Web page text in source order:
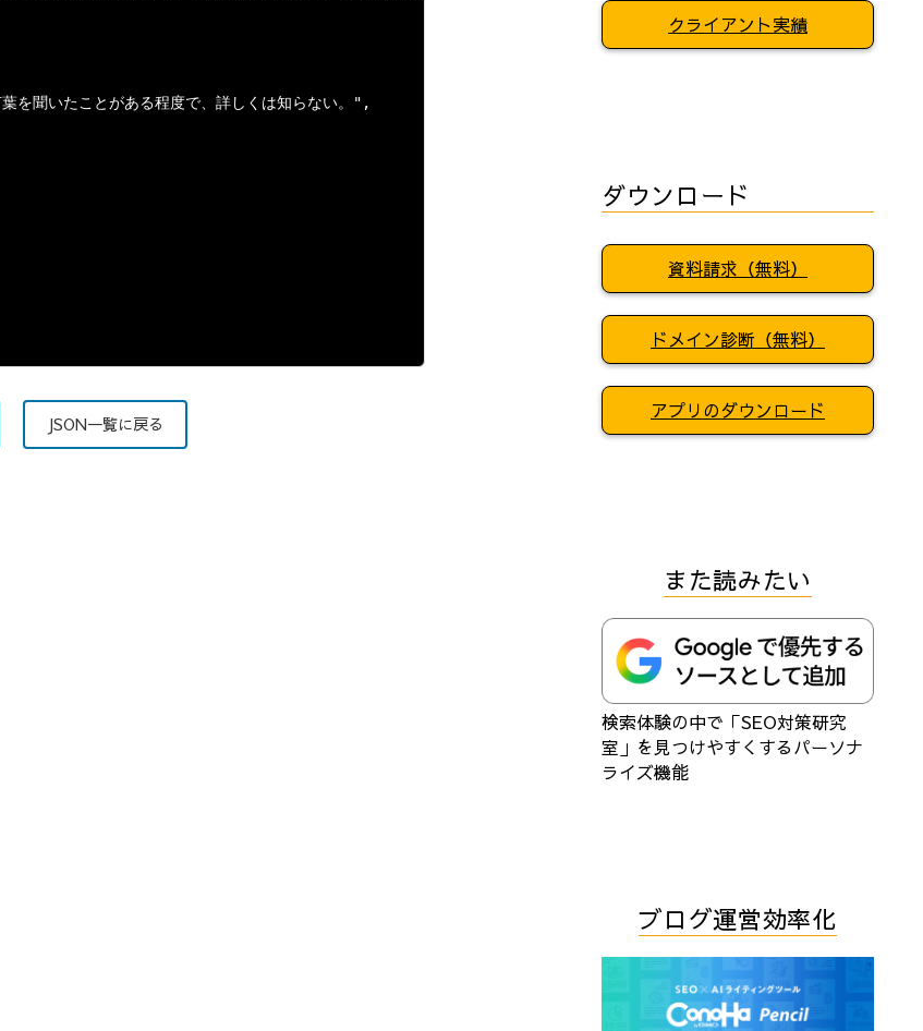
聞いたことがある程度で、詳しくは知らない。",
JSON一覧に戻る
クライアント実績
ダウンロード
資料請求（無料）
ドメイン診断（無料）
アプリのダウンロード
また読みたい
検索体験の中で「SEO対策研究
室」を見つけやすくするパーソナ
ライズ機能
ブログ運営効率化